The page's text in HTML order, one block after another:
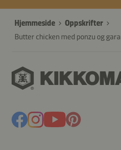
Hjemmeside
Oppskrifter
Butter chicken med ponzu og